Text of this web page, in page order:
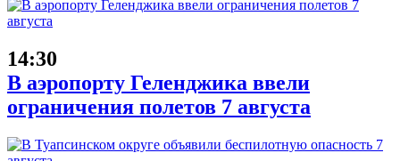
14:30
В аэропорту Геленджика ввели
ограничения полетов 7 августа